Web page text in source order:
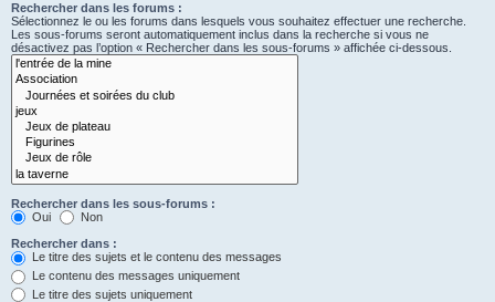
Rechercher dans les forums :
Sélectionnez le ou les forums dans lesquels vous souhaitez effectuer une recherche.
Les sous-forums seront automatiquement inclus dans la recherche si vous ne
désactivez pas l’option « Rechercher dans les sous-forums » affichée ci-dessous.
Rechercher dans les sous-forums :
Oui
Non
Rechercher dans :
Le titre des sujets et le contenu des messages
Le contenu des messages uniquement
Le titre des sujets uniquement